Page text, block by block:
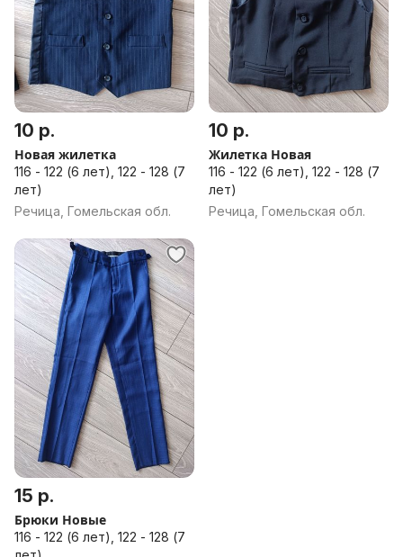
10 р.
Новая жилетка
116 - 122 (6 лет), 122 - 128 (7
лет)
Речица, Гомельская обл.
10 р.
Жилетка Новая
116 - 122 (6 лет), 122 - 128 (7
лет)
Речица, Гомельская обл.
15 р.
Брюки Новые
116 - 122 (6 лет), 122 - 128 (7